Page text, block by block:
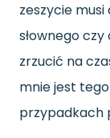
zeszycie
słownego
zrzucić na
mnie jest
przypadkach